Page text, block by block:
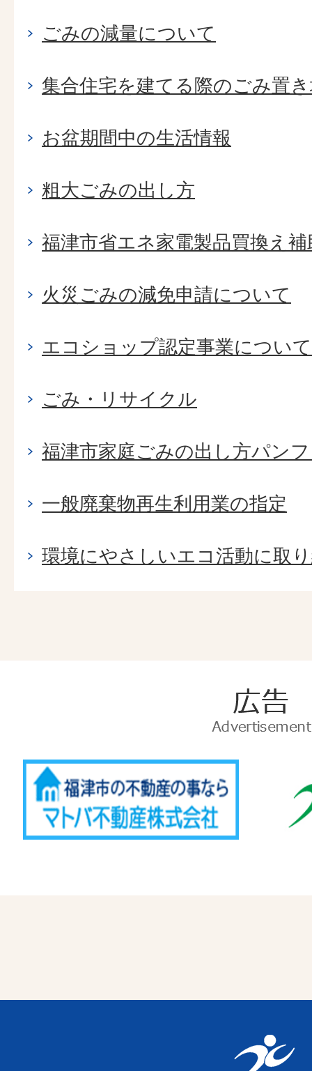
ごみの減量について
集合住宅を建てる際のごみ置
お盆期間中の生活情報
粗大ごみの出し方
福津市省エネ家電製品買換え
火災ごみの減免申請について
エコショップ認定事業について
ごみ・リサイクル
福津市家庭ごみの出し方パン
一般廃棄物再生利用業の指定
環境にやさしいエコ活動に取
告
福